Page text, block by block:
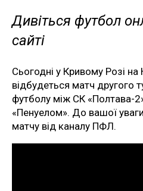
Дивіться футбол
сайті
Сьогодні у Кривому Розі на
відбудеться матч другого
футболу між СК «Полтава-
«Пенуелом». До вашої
матчу від каналу ПФЛ.